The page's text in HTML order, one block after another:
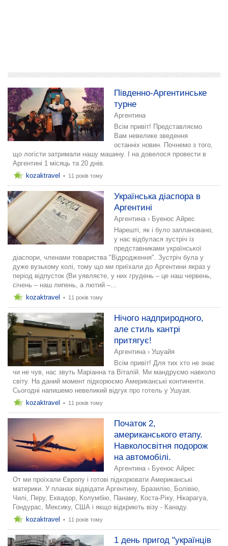
Південно-Аргентинське
турне
Аргентина
Всім привіт! Представляємо
Вам невелике зведення
останніх новин. Почнемо з того,
що логісти затримали нашу машину. І на довелося провести в
Аргентині 1 місяць та 20 днів.
kozaktravel
• 11 років тому
Українська діаспора в
Аргентині
Аргентина › Буенос Айрес
Нарешті, як і було заплановано,
у нас відбулася зустріч із
представниками української
діаспори, членами товариства "Відродження". Зустріч була у
дуже вузькому колі, тому що ми приїхали до Аргентини якраз у
період відпусток (Ви уявляєте, у них грудень – це наш червень,
січень – наш липень, а лютий –...
kozaktravel
• 11 років тому
Нічого надприродного,
але стиль кантрі
притягує!
Аргентина › Ушуайя
Всім привіт! Для тих хто не знає
чи не чув, нас звуть Маріанна та Віталій. Ми мандруємо навколо
світу. На даний момент підкорюємо Американські континенти.
Сьогодні напишемо невеликий відгук про готель у Ушуая.
kozaktravel
• 11 років тому
Початок 2,
американського етапу.
Навколосвітня подорож
на автомобілі.
Аргентина › Буенос Айрес
От ми проїхали Європу і готові підкорювати Американські
материки. У планах відвідати Аргентину, Бразилію, Болівію,
Чилі, Перу, Еквадор, Колумбію, Панаму, Коста-Ріку, Нікарагуа,
Гондурас, Мексику, США і якщо відкриють візу - Канаду.
kozaktravel
• 11 років тому
1 день пригод "українців